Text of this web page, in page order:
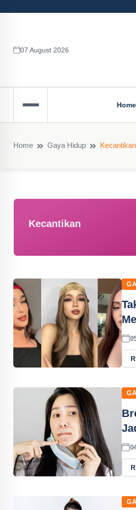
07 August 2026
Home
Home Gaya Hidup Kecantikan
Kecantikan